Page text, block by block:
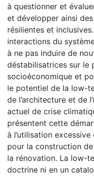
à questionner et
et développer ainsi
résilientes et
interactions du
à ne pas induire de
déstabilisatrices sur le
socioéconomique et
le potentiel de la low-
de l’architecture et de
actuel de crise
présentent cette
à l’utilisation
pour la construction
la rénovation. La low-
doctrine ni en un